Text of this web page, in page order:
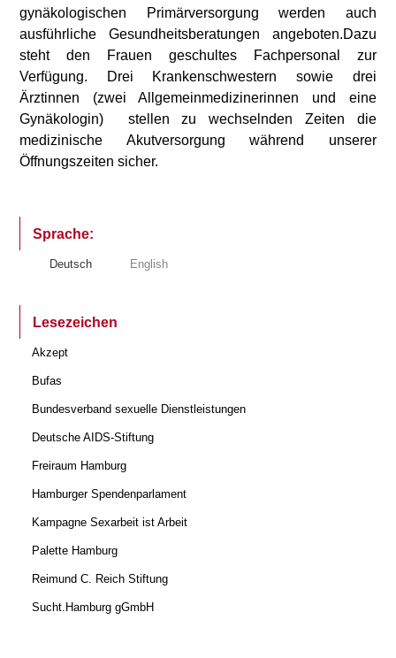
gynäkologischen Primärversorgung werden auch
ausführliche Gesundheitsberatungen angeboten.Dazu
steht den Frauen geschultes Fachpersonal zur
Verfügung. Drei Krankenschwestern sowie drei
Ärztinnen (zwei Allgemeinmedizinerinnen und eine
Gynäkologin) stellen zu wechselnden Zeiten die
medizinische Akutversorgung während unserer
Öffnungszeiten sicher.
Sprache:
Deutsch English
Lesezeichen
Akzept
Bufas
Bundesverband sexuelle Dienstleistungen
Deutsche AIDS-Stiftung
Freiraum Hamburg
Hamburger Spendenparlament
Kampagne Sexarbeit ist Arbeit
Palette Hamburg
Reimund C. Reich Stiftung
Sucht.Hamburg gGmbH